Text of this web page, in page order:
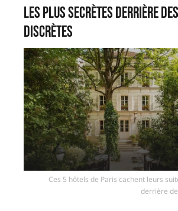
les plus secrètes derrière
discrètes
Ces 5 hôtels de Paris cachent leurs
derrière